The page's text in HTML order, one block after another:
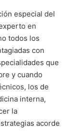
especial del
en
todos los
con
que
y cuando
los de
interna,
la
acorde